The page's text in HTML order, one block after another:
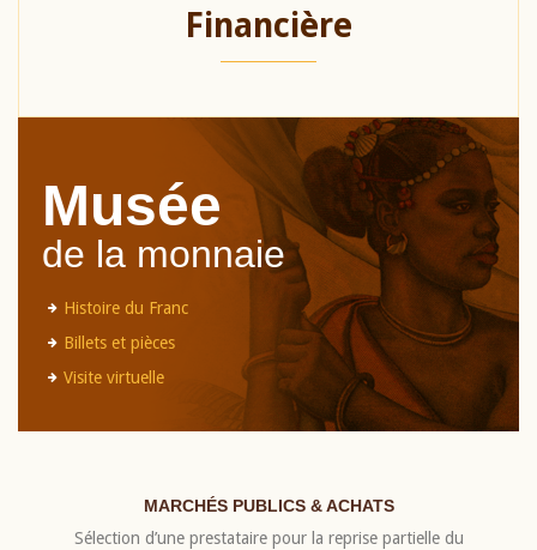
Financière
Musée
de la monnaie
Histoire du Franc
Billets et pièces
Visite virtuelle
MARCHÉS PUBLICS & ACHATS
Sélection d’une prestataire pour la reprise partielle du